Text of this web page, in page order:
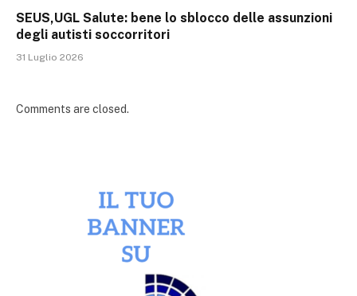
SEUS,UGL Salute: bene lo sblocco delle assunzioni
degli autisti soccorritori
31 Luglio 2026
Comments are closed.